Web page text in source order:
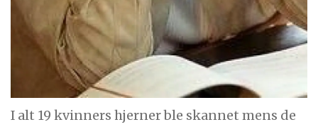
I alt 19 kvinners hjerner ble skannet mens de